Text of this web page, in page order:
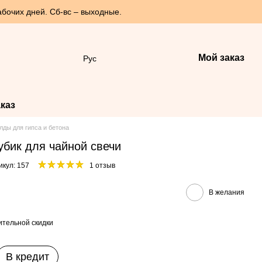
дней. Сб-вс – выходные.
Рус Мой заказ
для гипса и бетона
для чайной свечи
157 1 отзыв
В желания
скидки
В кредит